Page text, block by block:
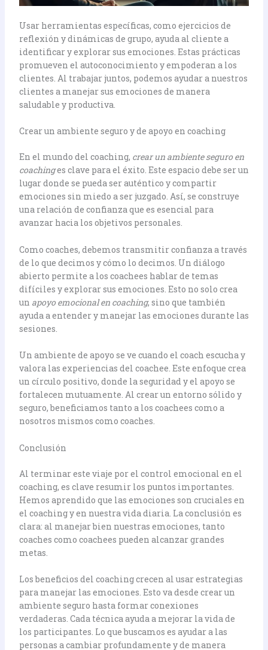
Usar herramientas específicas, como ejercicios de
reflexión y dinámicas de grupo, ayuda al cliente a
identificar y explorar sus emociones. Estas prácticas
promueven el autoconocimiento y empoderan a los
clientes. Al trabajar juntos, podemos ayudar a nuestros
clientes a manejar sus emociones de manera
saludable y productiva.
Crear un ambiente seguro y de apoyo en coaching
En el mundo del coaching, crear un ambiente seguro en
coachinges clave para el éxito. Este espacio debe ser un
lugar donde se pueda ser auténtico y compartir
emociones sin miedo a ser juzgado. Así, se construye
una relación de confianza que es esencial para
avanzar hacia los objetivos personales.
Como coaches, debemos transmitir confianza a través
de lo que decimos y cómo lo decimos. Un diálogo
abierto permite a los coachees hablar de temas
difíciles y explorar sus emociones. Esto no solo crea
un apoyo emocional en coaching, sino que también
ayuda a entender y manejar las emociones durante las
sesiones.
Un ambiente de apoyo se ve cuando el coach escucha y
valora las experiencias del coachee. Este enfoque crea
un círculo positivo, donde la seguridad y el apoyo se
fortalecen mutuamente. Al crear un entorno sólido y
seguro, beneficiamos tanto a los coachees como a
nosotros mismos como coaches.
Conclusión
Al terminar este viaje por el control emocional en el
coaching, es clave resumir los puntos importantes.
Hemos aprendido que las emociones son cruciales en
el coaching y en nuestra vida diaria. La conclusión es
clara: al manejar bien nuestras emociones, tanto
coaches como coachees pueden alcanzar grandes
metas.
Los beneficios del coaching crecen al usar estrategias
para manejar las emociones. Esto va desde crear un
ambiente seguro hasta formar conexiones
verdaderas. Cada técnica ayuda a mejorar la vida de
los participantes. Lo que buscamos es ayudar a las
personas a cambiar profundamente y de manera